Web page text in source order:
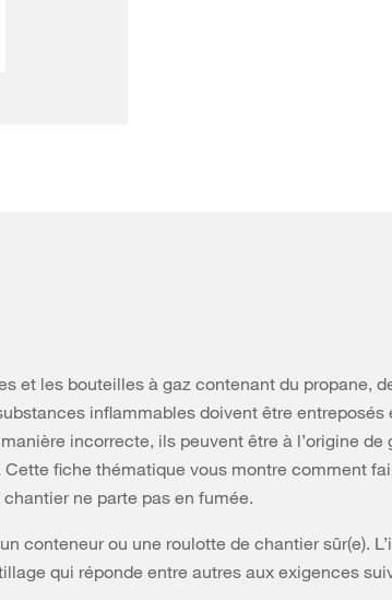
et les bouteilles à gaz contenant du propane,
inflammables doivent être entreposés
incorrecte, ils peuvent être à l’origine de
fiche thématique vous montre comment
ne parte pas en fumée.
conteneur ou une roulotte de chantier sûr(e).
qui réponde entre autres aux exigences